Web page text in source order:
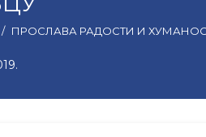
/ ПРОСЛАВА РАДОСТИ И